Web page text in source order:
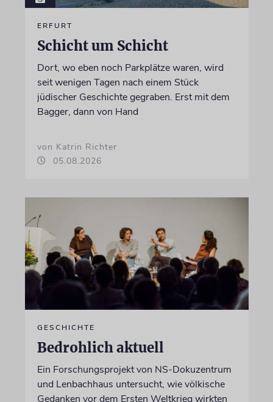
ERFURT
Schicht um Schicht
Dort, wo eben noch Parkplätze waren, wird
seit wenigen Tagen nach einem Stück
jüdischer Geschichte gegraben. Erst mit dem
Bagger, dann von Hand
von Katrin Richter
05.08.2026
GESCHICHTE
Bedrohlich aktuell
Ein Forschungsprojekt von NS-Dokuzentrum
und Lenbachhaus untersucht, wie völkische
Gedanken vor dem Ersten Weltkrieg wirkten